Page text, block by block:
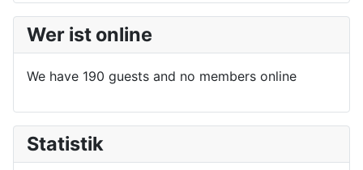
Wer ist online
We have 190 guests and no members online
Statistik